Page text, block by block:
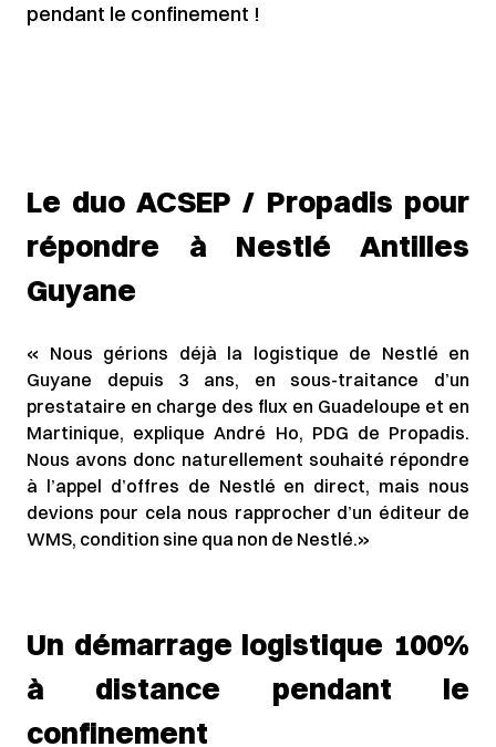
pendant le confinement !
Le duo ACSEP / Propadis pour
répondre à Nestlé Antilles
Guyane
« Nous gérions déjà la logistique de Nestlé en
Guyane depuis 3 ans, en sous-traitance d’un
prestataire en charge des flux en Guadeloupe et en
Martinique, explique André Ho, PDG de Propadis.
Nous avons donc naturellement souhaité répondre
à l’appel d’offres de Nestlé en direct, mais nous
devions pour cela nous rapprocher d’un éditeur de
WMS, condition sine qua non de Nestlé.»
Un démarrage logistique 100%
à distance pendant le
confinement